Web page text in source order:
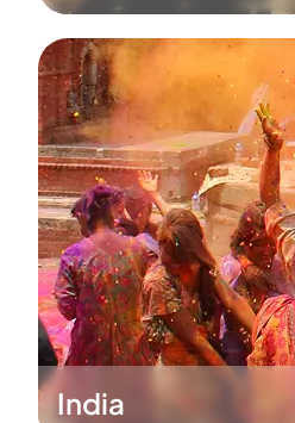
India